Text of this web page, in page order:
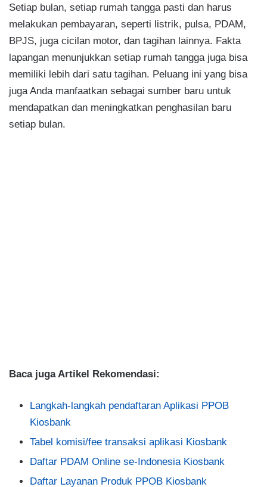
Setiap bulan, setiap rumah tangga pasti dan harus
melakukan pembayaran, seperti listrik, pulsa, PDAM,
BPJS, juga cicilan motor, dan tagihan lainnya. Fakta
lapangan menunjukkan setiap rumah tangga juga bisa
memiliki lebih dari satu tagihan. Peluang ini yang bisa
juga Anda manfaatkan sebagai sumber baru untuk
mendapatkan dan meningkatkan penghasilan baru
setiap bulan.
Baca juga Artikel Rekomendasi:
Langkah-langkah pendaftaran Aplikasi PPOB
Kiosbank
Tabel komisi/fee transaksi aplikasi Kiosbank
Daftar PDAM Online se-Indonesia Kiosbank
Daftar Layanan Produk PPOB Kiosbank